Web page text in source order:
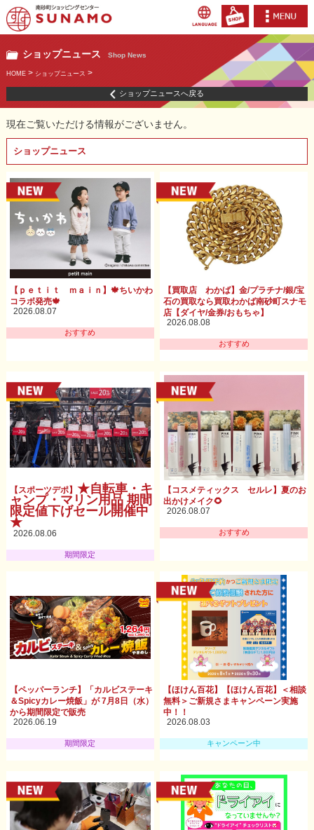
ショップニュース Shop News
HOME> ショップニュース >
ショップニュースへ戻る
現在ご覧いただける情報がございません。
ショップニュース
【ｐｅｔｉｔ ｍａｉｎ】🍁ちいかわ
コラボ発売🍁
2026.08.07
おすすめ
【買取店 わかば】金/プラチナ/銀/宝
石の買取なら買取わかば南砂町スナモ
店【ダイヤ/金券/おもちゃ】
2026.08.08
おすすめ
【スポーツデポ】 ★自転車・キ
ャンプ・マリン用品 期間
限定値下げセール開催中
★
2026.08.06
期間限定
【コスメティックス セルレ】夏のお
出かけメイク🌻
2026.08.07
おすすめ
【ペッパーランチ】「カルビステーキ
＆Spicyカレー焼飯」が 7月8日（水）
から期間限定で販売
2026.06.19
期間限定
【ほけん百花】【ほけん百花】＜相談
無料＞ご新規さまキャンペーン実施
中！！
2026.08.03
キャンペーン中